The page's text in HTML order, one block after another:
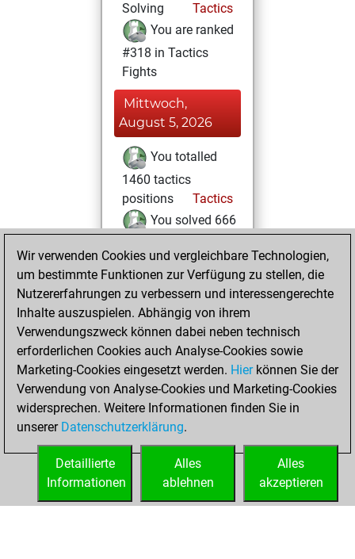
Solving
Tactics
You are ranked
#318 in Tactics
Fights
Mittwoch,
August 5, 2026
You totalled
1460 tactics
positions
Tactics
You solved 666
You achieved
an Elo of 2083 in
tactics positions
You totalled 1
tactics fights
You won 1
tactics fights
You achieved
tactics fights
Wir verwenden Cookies und vergleichbare Technologien,
um bestimmte Funktionen zur Verfügung zu stellen, die
Nutzererfahrungen zu verbessern und interessengerechte
Inhalte auszuspielen. Abhängig von ihrem
Verwendungszweck können dabei neben technisch
erforderlichen Cookies auch Analyse-Cookies sowie
Marketing-Cookies eingesetzt werden. Hierkönnen Sie der
Verwendung von Analyse-Cookies und Marketing-Cookies
widersprechen. Weitere Informationen finden Sie in
unserer Datenschutzerklärung.
Alles
akzeptieren
Alles
ablehnen
Detaillierte
Informationen